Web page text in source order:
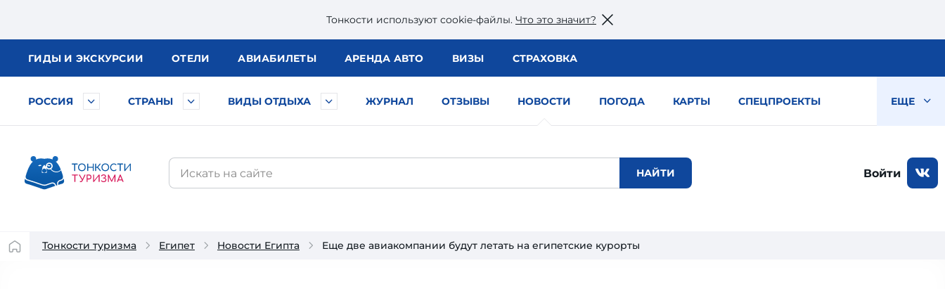
Тонкости используют сookie-файлы. Что это значит?
ГИДЫ И ЭКСКУРСИИ ОТЕЛИ АВИАБИЛЕТЫ АРЕНДА АВТО ВИЗЫ СТРАХОВКА
РОССИЯ СТРАНЫ ВИДЫ ОТДЫХА ЖУРНАЛ ОТЗЫВЫ НОВОСТИ ПОГОДА КАРТЫ СПЕЦПРОЕКТЫ ЕЩЕ
Войти
Тонкости туризма Египет Новости Египта Еще две авиакомпании будут летать на египетские курорты